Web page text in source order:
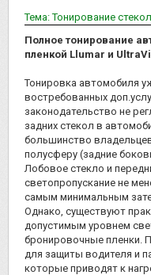
Тема: Тонирование
Полное тонирование
пленкой Llumar и
Тонировка автомобиля
востребованных
законодательство не
задних стекол в
большинство
полусферу (задние
Лобовое стекло и
светопропускание не
самым минимальным
Однако, существуют
допустимым уровнем
бронировочные пленки.
для защиты водителя и
которые приводят к